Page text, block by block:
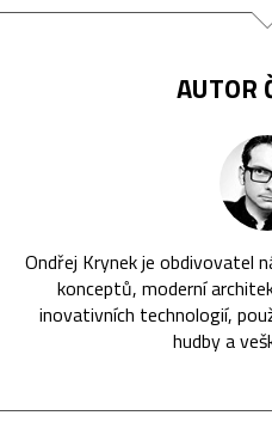
AUTOR
Ondřej Krynek je obdivovatel
konceptů, moderní
inovativních technologií,
hudby a